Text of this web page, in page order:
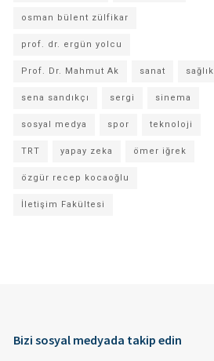
osman bülent zülfikar
prof. dr. ergün yolcu
Prof. Dr. Mahmut Ak sanat sağlık
sena sandıkçı sergi sinema
sosyal medya spor teknoloji
TRT yapay zeka ömer iğrek
özgür recep kocaoğlu
İletişim Fakültesi
Bizi sosyal medyada takip edin